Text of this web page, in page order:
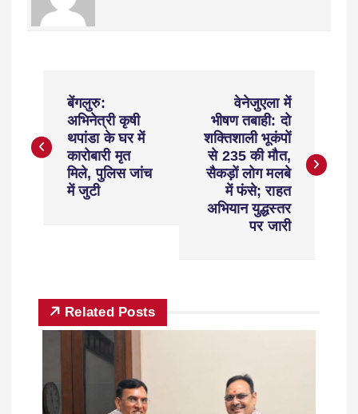
बेंगलुरु:
अभिनेत्री कृषी
थपांडा के घर में
कारोबारी मृत
मिले, पुलिस जांच
में जुटी
वेनेजुएला में
भीषण तबाही: दो
शक्तिशाली भूकंपों
से 235 की मौत,
सैकड़ों लोग मलबे
में फंसे; राहत
अभियान युद्धस्तर
पर जारी
Related Posts